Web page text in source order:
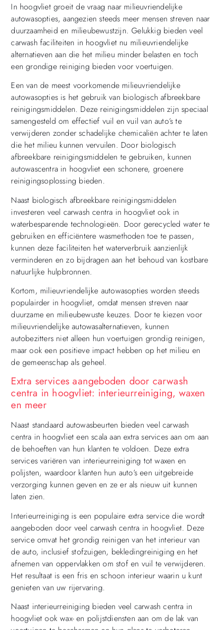
In hoogvliet groeit de vraag naar milieuvriendelijke
autowasopties, aangezien steeds meer mensen streven naar
duurzaamheid en milieubewustzijn. Gelukkig bieden veel
carwash faciliteiten in hoogvliet nu milieuvriendelijke
alternatieven aan die het milieu minder belasten en toch
een grondige reiniging bieden voor voertuigen.
Een van de meest voorkomende milieuvriendelijke
autowasopties is het gebruik van biologisch afbreekbare
reinigingsmiddelen. Deze reinigingsmiddelen zijn speciaal
samengesteld om effectief vuil en vuil van auto’s te
verwijderen zonder schadelijke chemicaliën achter te laten
die het milieu kunnen vervuilen. Door biologisch
afbreekbare reinigingsmiddelen te gebruiken, kunnen
autowascentra in hoogvliet een schonere, groenere
reinigingsoplossing bieden.
Naast biologisch afbreekbare reinigingsmiddelen
investeren veel carwash centra in hoogvliet ook in
waterbesparende technologieën. Door gerecycled water te
gebruiken en efficiëntere wasmethoden toe te passen,
kunnen deze faciliteiten het waterverbruik aanzienlijk
verminderen en zo bijdragen aan het behoud van kostbare
natuurlijke hulpbronnen.
Kortom, milieuvriendelijke autowasopties worden steeds
populairder in hoogvliet, omdat mensen streven naar
duurzame en milieubewuste keuzes. Door te kiezen voor
milieuvriendelijke autowasalternatieven, kunnen
autobezitters niet alleen hun voertuigen grondig reinigen,
maar ook een positieve impact hebben op het milieu en
de gemeenschap als geheel.
Extra services aangeboden door carwash
centra in hoogvliet: interieurreiniging, waxen
en meer
Naast standaard autowasbeurten bieden veel carwash
centra in hoogvliet een scala aan extra services aan om aan
de behoeften van hun klanten te voldoen. Deze extra
services variëren van interieurreiniging tot waxen en
polijsten, waardoor klanten hun auto’s een uitgebreide
verzorging kunnen geven en ze er als nieuw uit kunnen
laten zien.
Interieurreiniging is een populaire extra service die wordt
aangeboden door veel carwash centra in hoogvliet. Deze
service omvat het grondig reinigen van het interieur van
de auto, inclusief stofzuigen, bekledingreiniging en het
afnemen van oppervlakken om stof en vuil te verwijderen.
Het resultaat is een fris en schoon interieur waarin u kunt
genieten van uw rijervaring.
Naast interieurreiniging bieden veel carwash centra in
hoogvliet ook wax- en polijstdiensten aan om de lak van